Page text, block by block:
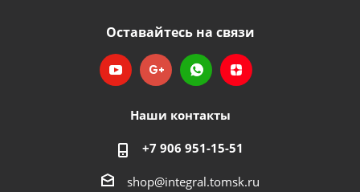
Оставайтесь на связи
Наши контакты
+7 906 951-15-51
shop@integral.tomsk.ru